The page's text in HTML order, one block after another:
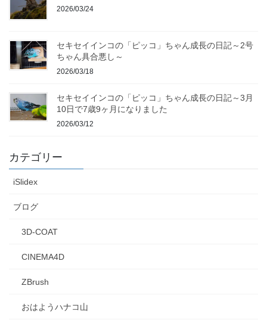
2026/03/24
セキセイインコの「ピッコ」ちゃん成長の日記～2号
ちゃん具合悪し～
2026/03/18
セキセイインコの「ピッコ」ちゃん成長の日記～3月
10日で7歳9ヶ月になりました
2026/03/12
カテゴリー
iSlidex
ブログ
3D-COAT
CINEMA4D
ZBrush
おはようハナコ山